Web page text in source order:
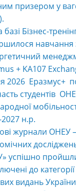
призером у
базі Бізнес-
+ KA107
2026 Еразмус+
студентів
н.р.
журнали ОНЕУ
успішно
до
видань